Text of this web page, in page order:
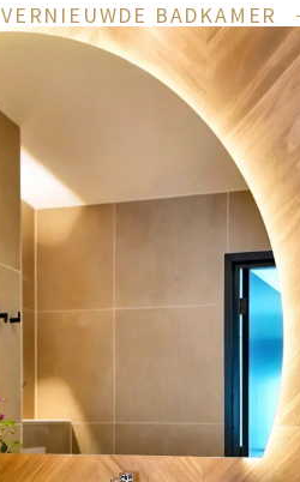
VERNIEUWDE BADKAMER